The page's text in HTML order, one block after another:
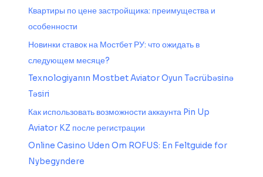
Квартиры по цене застройщика: преимущества и
особенности
Новинки ставок на Мостбет РУ: что ожидать в
следующем месяце?
Texnologiyanın Mostbet Aviator Oyun Təcrübəsinə
Təsiri
Как использовать возможности аккаунта Pin Up
Aviator KZ после регистрации
Online Casino Uden Om ROFUS: En Feltguide for
Nybegyndere